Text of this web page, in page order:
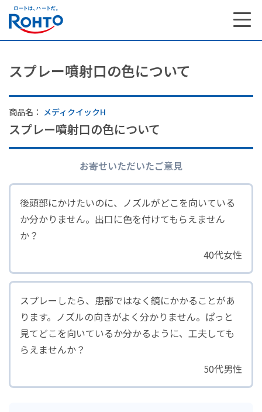
サステナビリティマネジメント
人財・労働環境の取り組み
持続可能な地球環境にむけて
品質および安全性保証
スプレー噴射口の色について
商品名： メディクイックH
スプレー噴射口の色について
お寄せいただいたご意見
後頭部にかけたいのに、ノズルがどこを向いている
か分かりません。出口に色を付けてもらえません
か？
40代女性
スプレーしたら、患部ではなく鏡にかかることがあ
ります。ノズルの向きがよく分かりません。ぱっと
見てどこを向いているか分かるように、工夫しても
らえませんか？
50代男性